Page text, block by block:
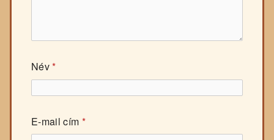
Név*
E-mail cím *